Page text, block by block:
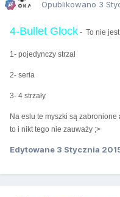
Opublikowano 3
4-Bullet Glock - To nie
1- pojedynczy strzał
2- seria
3- 4 strzały
Na eslu te myszki są
to i nikt tego nie zauważy ;>
Edytowane 3 Stycznia